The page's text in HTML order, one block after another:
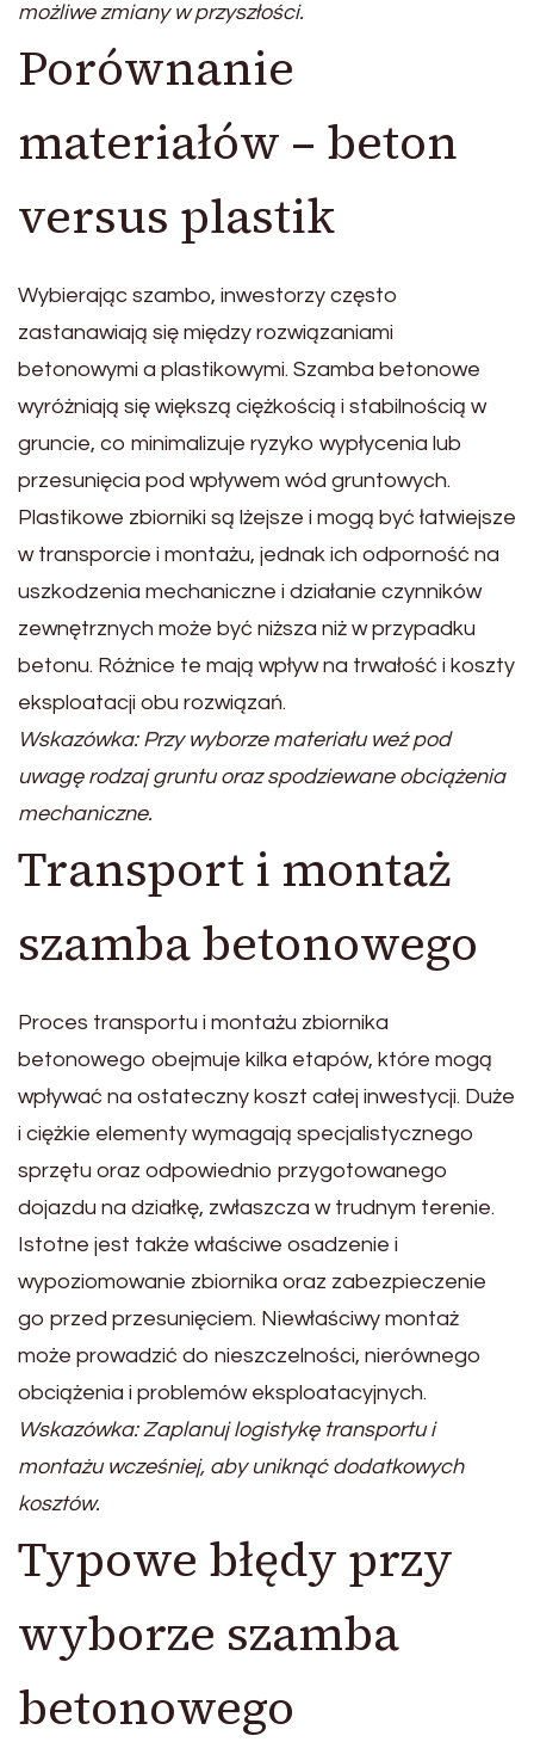
możliwe zmiany w przyszłości.
Porównanie
materiałów – beton
versus plastik
Wybierając szambo, inwestorzy często
zastanawiają się między rozwiązaniami
betonowymi a plastikowymi. Szamba betonowe
wyróżniają się większą ciężkością i stabilnością w
gruncie, co minimalizuje ryzyko wypłycenia lub
przesunięcia pod wpływem wód gruntowych.
Plastikowe zbiorniki są lżejsze i mogą być łatwiejsze
w transporcie i montażu, jednak ich odporność na
uszkodzenia mechaniczne i działanie czynników
zewnętrznych może być niższa niż w przypadku
betonu. Różnice te mają wpływ na trwałość i koszty
eksploatacji obu rozwiązań.
Wskazówka: Przy wyborze materiału weź pod
uwagę rodzaj gruntu oraz spodziewane obciążenia
mechaniczne.
Transport i montaż
szamba betonowego
Proces transportu i montażu zbiornika
betonowego obejmuje kilka etapów, które mogą
wpływać na ostateczny koszt całej inwestycji. Duże
i ciężkie elementy wymagają specjalistycznego
sprzętu oraz odpowiednio przygotowanego
dojazdu na działkę, zwłaszcza w trudnym terenie.
Istotne jest także właściwe osadzenie i
wypoziomowanie zbiornika oraz zabezpieczenie
go przed przesunięciem. Niewłaściwy montaż
może prowadzić do nieszczelności, nierównego
obciążenia i problemów eksploatacyjnych.
Wskazówka: Zaplanuj logistykę transportu i
montażu wcześniej, aby uniknąć dodatkowych
kosztów.
Typowe błędy przy
wyborze szamba
betonowego